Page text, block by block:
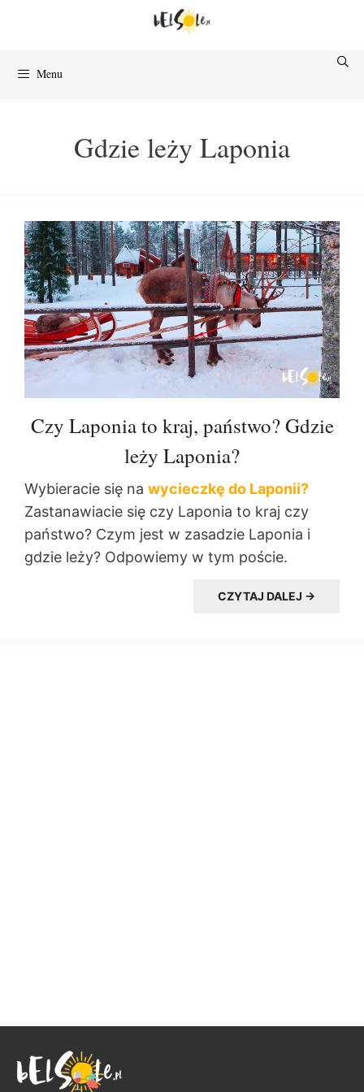
Menu
Gdzie leży Laponia
Czy Laponia to kraj, państwo? Gdzie
leży Laponia?
Wybieracie się na wycieczkę do Laponii?
Zastanawiacie się czy Laponia to kraj czy
państwo? Czym jest w zasadzie Laponia i
gdzie leży? Odpowiemy w tym poście.
CZYTAJ DALEJ →